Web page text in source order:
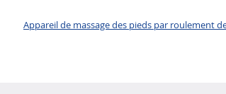
Appareil de massage des pieds par roulement